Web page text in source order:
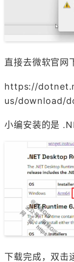
直接去微软官网
https://
us/download/
小编安装的是
下载完成，双击